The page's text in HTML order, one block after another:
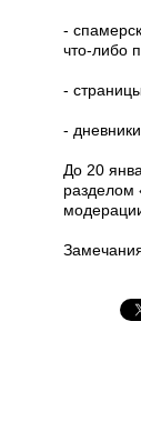
-
что-либо
-
-
До 20
разделом